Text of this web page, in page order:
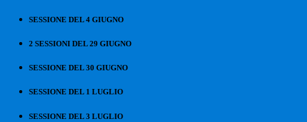
SESSIONE DEL 4 GIUGNO
2 SESSIONI DEL 29 GIUGNO
SESSIONE DEL 30 GIUGNO
SESSIONE DEL 1 LUGLIO
SESSIONE DEL 3 LUGLIO